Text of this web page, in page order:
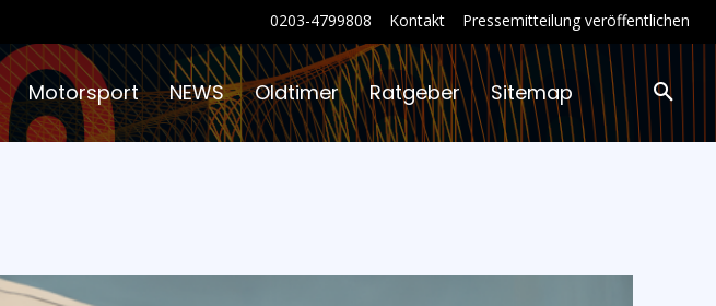
0203-4799808 Kontakt Pressemitteilung veröffentlichen
Motorsport NEWS Oldtimer Ratgeber Sitemap